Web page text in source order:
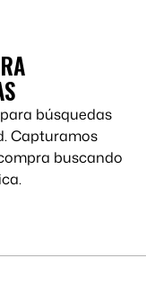
búsquedas
Capturamos
buscando